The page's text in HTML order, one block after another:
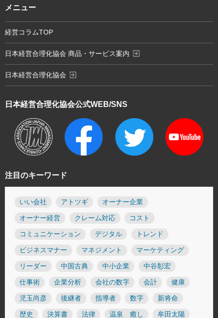
注目のキーワード
いい会社 アトツギ オーナー企業
オーナー経営 クレーム対応 コスト
コミュニケーション デジタル トレンド
ビジネスマナー マネジメント マーケティング
リーダー 中国古典 中小企業 中谷彰宏
仕事術 企業分析 会社の数字 会計 健康
児玉尚彦 後継者 指導者 数字 新将命
歴史 決算書 法律 温泉 癒し 牟田太陽
日本経営合理化協会公式WEB/SNS
メニュー
経営コラムTOP
日本経営合理化協会 商品・サービス案内 exit_to_app
日本経営合理化協会 exit_to_app